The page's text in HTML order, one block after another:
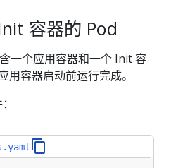
容器的 Pod
一个应用容器和一个 Init 容
容器启动前运行完成。